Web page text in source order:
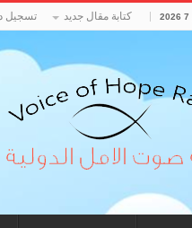
كتابة مقال جديد تسجيل